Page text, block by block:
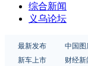
综合新闻
义乌论坛
最新发布 中国图
新车上市
财经新